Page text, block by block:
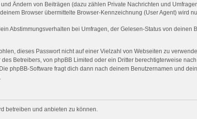
Ändern von Beiträgen (dazu zählen Private Nachrichten und
Browser übermittelte Browser-Kennzeichnung (User Agent) wird
Abstimmungsverhalten bei Umfragen, der Gelesen-Status von deinen
dieses Passwort nicht auf einer Vielzahl von Webseiten zu
Betreibers, von phpBB Limited oder ein Dritter berechtigterweise
phpBB-Software fragt dich dann nach deinem Benutzernamen und
betreiben und anbieten zu können.